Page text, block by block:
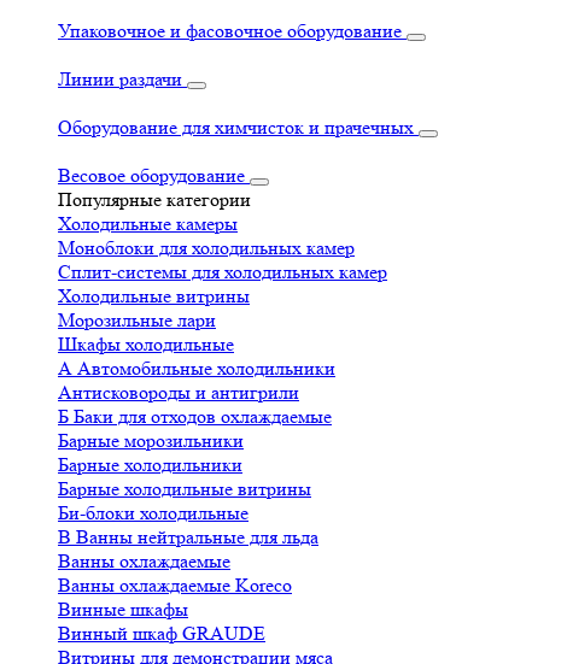
Упаковочное и фасовочное оборудование
Линии раздачи
Оборудование для химчисток и прачечных
Весовое оборудование
Популярные категории
Холодильные камеры
Моноблоки для холодильных камер
Сплит-системы для холодильных камер
Холодильные витрины
Морозильные лари
Шкафы холодильные
А Автомобильные холодильники
Антисковороды и антигрили
Б Баки для отходов охлаждаемые
Барные морозильники
Барные холодильники
Барные холодильные витрины
Би-блоки холодильные
В Ванны нейтральные для льда
Ванны охлаждаемые
Ванны охлаждаемые Koreco
Винные шкафы
Винный шкаф GRAUDE
Витрины для демонстрации мяса